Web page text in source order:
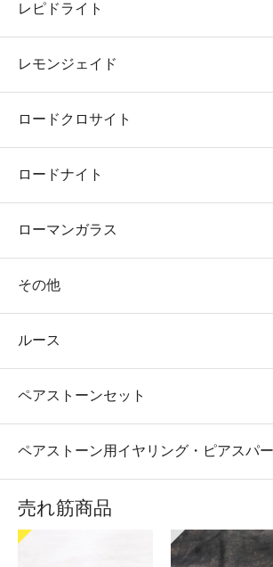
レピドライト
レモンジェイド
ロードクロサイト
ロードナイト
ローマンガラス
その他
ルース
ペアストーンセット
ペアストーン用イヤリング・ピアスパ
売れ筋商品